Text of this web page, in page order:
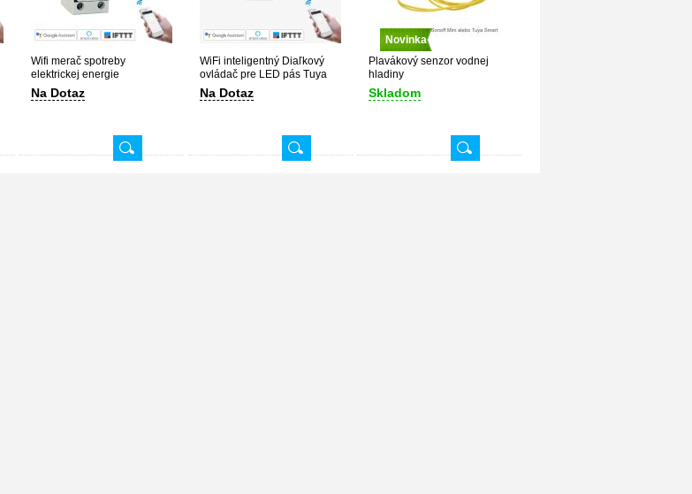
Wifi merač spotreby
elektrickej energie
Elektromer
Na Dotaz
WiFi inteligentný Diaľkový
ovládač pre LED pás Tuya
Smart Life
Na Dotaz
Novinka
Plavákový senzor vodnej
hladiny
Skladom